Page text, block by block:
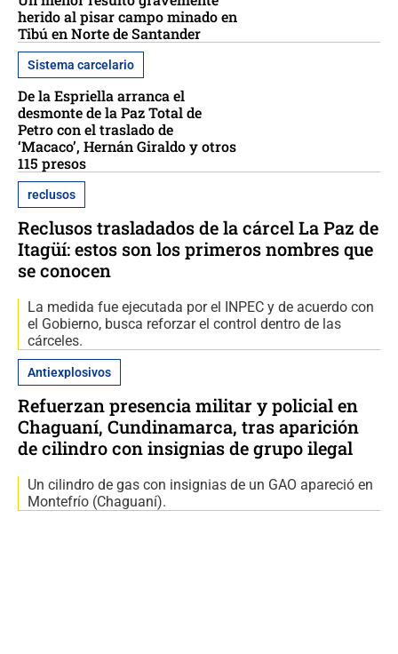
herido al pisar campo minado en
Tibú en Norte de Santander
Sistema carcelario
De la Espriella arranca el
desmonte de la Paz Total de
Petro con el traslado de
‘Macaco’, Hernán Giraldo y otros
115 presos
reclusos
Reclusos trasladados de la cárcel La Paz de
Itagüí: estos son los primeros nombres que
se conocen
La medida fue ejecutada por el INPEC y de acuerdo con
el Gobierno, busca reforzar el control dentro de las
cárceles.
Antiexplosivos
Refuerzan presencia militar y policial en
Chaguaní, Cundinamarca, tras aparición
de cilindro con insignias de grupo ilegal
Un cilindro de gas con insignias de un GAO apareció en
Montefrío (Chaguaní).